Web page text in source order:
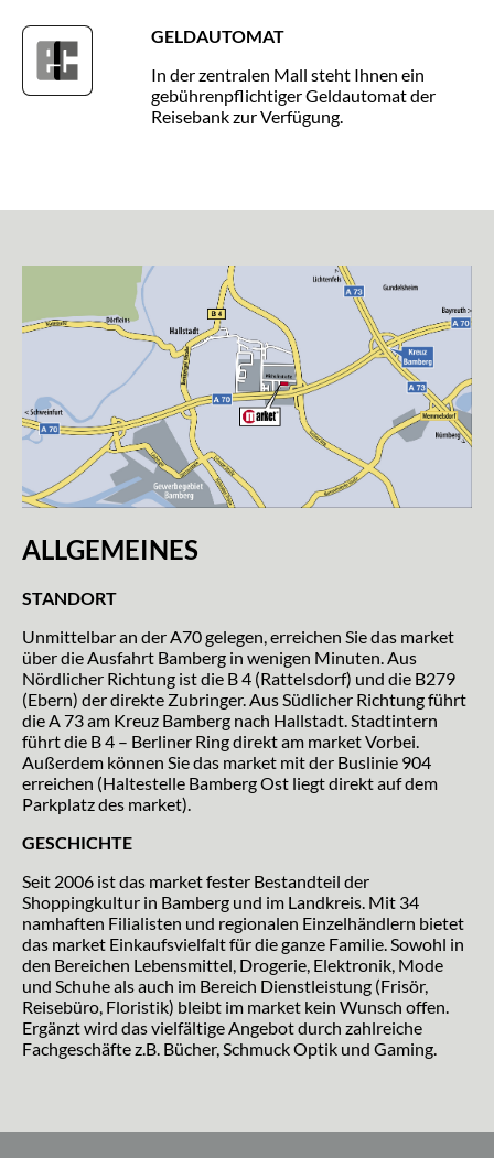
GELDAUTOMAT
In der zentralen Mall steht Ihnen ein
gebührenpflichtiger Geldautomat der
Reisebank zur Verfügung.
ALLGEMEINES
STANDORT
Unmittelbar an der A70 gelegen, erreichen Sie das market
über die Ausfahrt Bamberg in wenigen Minuten. Aus
Nördlicher Richtung ist die B 4 (Rattelsdorf) und die B279
(Ebern) der direkte Zubringer. Aus Südlicher Richtung führt
die A 73 am Kreuz Bamberg nach Hallstadt. Stadtintern
führt die B 4 – Berliner Ring direkt am market Vorbei.
Außerdem können Sie das market mit der Buslinie 904
erreichen (Haltestelle Bamberg Ost liegt direkt auf dem
Parkplatz des market).
GESCHICHTE
Seit 2006 ist das market fester Bestandteil der
Shoppingkultur in Bamberg und im Landkreis. Mit 34
namhaften Filialisten und regionalen Einzelhändlern bietet
das market Einkaufsvielfalt für die ganze Familie. Sowohl in
den Bereichen Lebensmittel, Drogerie, Elektronik, Mode
und Schuhe als auch im Bereich Dienstleistung (Frisör,
Reisebüro, Floristik) bleibt im market kein Wunsch offen.
Ergänzt wird das vielfältige Angebot durch zahlreiche
Fachgeschäfte z.B. Bücher, Schmuck Optik und Gaming.